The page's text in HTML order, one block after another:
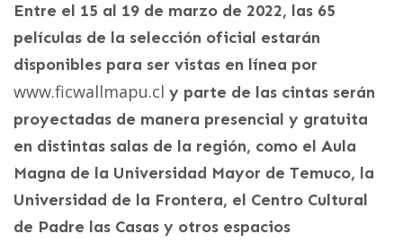
Entre el 15 al 19 de marzo de 2022, las 65
películas de la selección oficial estarán
disponibles para ser vistas en línea por
www.ficwallmapu.cl y parte de las cintas serán
proyectadas de manera presencial y gratuita
en distintas salas de la región, como el Aula
Magna de la Universidad Mayor de Temuco, la
Universidad de la Frontera, el Centro Cultural
de Padre las Casas y otros espacios